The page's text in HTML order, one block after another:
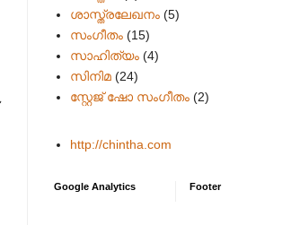
ശാസ്ത്രലേഖനം (5)
സംഗീതം (15)
സാഹിത്യം (4)
സിനിമ (24)
സ്റ്റേജ് ഷോ സംഗീതം (2)
http://chintha.com
Google Analytics Footer